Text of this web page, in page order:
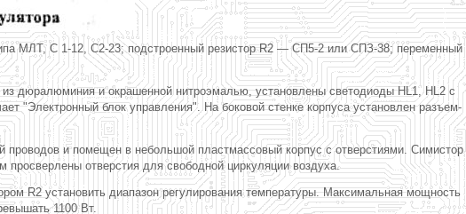
МЛТ, С 1-12, С2-23; подстроенный резистор R2 — СП5-2 или СПЗ-38; переменный
дюралюминия и окрашенной нитроэмалью, установлены светодиоды HL1, HL2 с
"Электронный блок управления". На боковой стенке корпуса установлен разъем-
проводов и помещен в небольшой пластмассовый корпус с отверстиями. Симистор
отверстия для свободной циркуляции воздуха.
R2 установить диапазон регулирования температуры. Максимальная мощность
1100 Вт.